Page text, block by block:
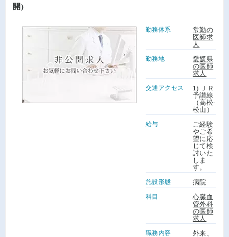
開)
勤務体系
常勤の
医師求
人
勤務地
愛媛県
の医師
求人
交通アクセス
1) ＪＲ
予讃線
（高松-
松山）
給与
ご経験
やご希
望に応
じて検
討いた
しま
す。
施設形態 病院
科目
心臓血
管外科
の医師
求人
職務内容
外来、